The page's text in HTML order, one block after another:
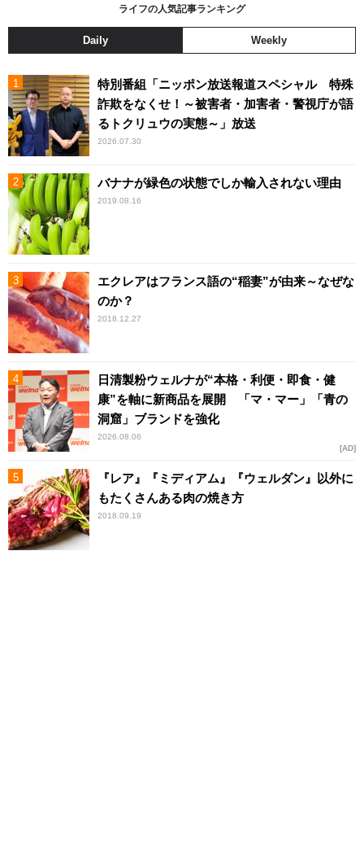
ライフの人気記事ランキング
Daily Weekly
特別番組「ニッポン放送報道スペシャル 特殊
詐欺をなくせ！～被害者・加害者・警視庁が語
るトクリュウの実態～」放送
2026.07.30
バナナが緑色の状態でしか輸入されない理由
2019.08.16
エクレアはフランス語の“稲妻”が由来～なぜな
のか？
2018.12.27
日清製粉ウェルナが“本格・利便・即食・健
康”を軸に新商品を展開 「マ・マー」「青の
洞窟」ブランドを強化
2026.08.06
AD
『レア』『ミディアム』『ウェルダン』以外に
もたくさんある肉の焼き方
2018.09.19